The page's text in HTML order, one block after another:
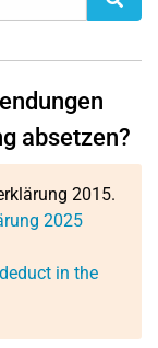
absetzen?
2015.
2025
in the